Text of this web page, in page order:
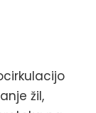
žil,